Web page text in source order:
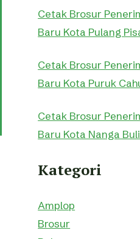
Cetak Brosur
Baru Kota Pulang
Cetak Brosur
Baru Kota Puruk
Cetak Brosur
Baru Kota Nanga
Kategori
Amplop
Brosur